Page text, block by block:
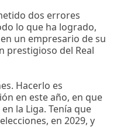
dos errores
lo que ha logrado,
un empresario de su
prestigioso del Real
Hacerlo es
en este año, en que
la Liga. Tenía que
en 2029, y